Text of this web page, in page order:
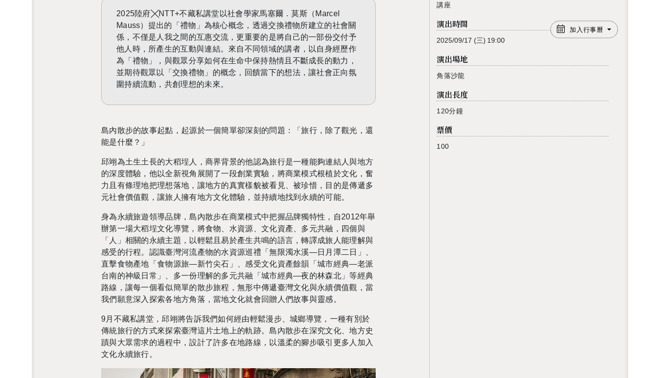
2025陸府╳NTT+不藏私講堂以社會學家馬塞爾．莫斯（ Marcel
Mauss）提出的「禮物」為核心概念，透過交換禮物所建立的社會關
係，不僅是人我之間的互惠交流，更重要的是將自己的一部份交付予
他人時，所產生的互動與連結。來自不同領域的講者，以自身經歷作
為「禮物」，與觀眾分享如何在生命中保持熱情且不斷成長的動力，
並期待觀眾以「交換禮物」的概念，回饋當下的想法，讓社會正向氛
圍持續流動，共創理想的未來。
島內散步的故事起點，起源於一個簡單卻深刻的問題：「旅行，除了觀光，還
能是什麼？」
邱翊為土生土長的大稻埕人，商界背景的他認為旅行是一種能夠連結人與地方
的深度體驗，他以全新視角展開了一段創業實驗，將商業模式根植於文化，奮
力且有條理地把理想落地，讓地方的真實樣貌被看見、被珍惜，目的是傳遞多
元社會價值觀，讓旅人擁有地方文化體驗，並持續地找到永續的可能。
身為永續旅遊領導品牌，島內散步在商業模式中把握品牌獨特性，自2012年舉
辦第一場大稻埕文化導覽，將食物、水資源、文化資產、多元共融，四個與
「人」相關的永續主題，以輕鬆且易於產生共鳴的語言，轉譯成旅人能理解與
感受的行程。認識臺灣河流產物的水資源巡禮「無限濁水溪—日月潭二日」、
直擊食物產地「食物源旅—新竹尖石」、感受文化資產餘韻「城市經典—老派
台南的神級日常」、多一份理解的多元共融「城市經典—夜的林森北」等經典
路線，讓每一個看似簡單的散步旅程，無形中傳遞臺灣文化與永續價值觀，當
我們願意深入探索各地方角落，當地文化就會回贈人們故事與靈感。
9月不藏私講堂，邱翊將告訴我們如何經由輕鬆漫步、城鄉導覽，一種有別於
傳統旅行的方式來探索臺灣這片土地上的軌跡。島內散步在深究文化、地方史
蹟與大眾需求的過程中，設計了許多在地路線，以溫柔的腳步吸引更多人加入
文化永續旅行。
講座
演出時間
2025/09/17 (三) 19:00
加入行事曆
演出場地
角落沙龍
演出長度
120分鐘
票價
100